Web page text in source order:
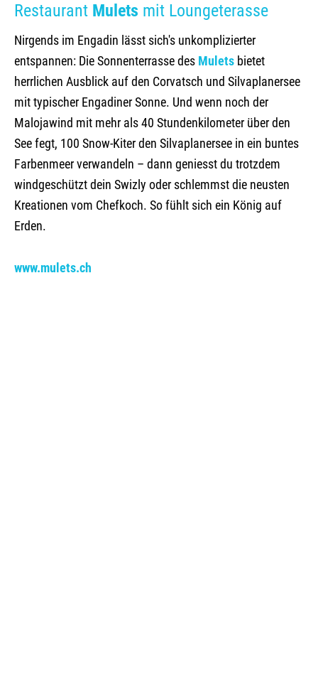
Restaurant Mulets mit Loungeterasse
Nirgends im Engadin lässt sich's unkomplizierter
entspannen: Die Sonnenterrasse des Mulets bietet
herrlichen Ausblick auf den Corvatsch und Silvaplanersee
mit typischer Engadiner Sonne. Und wenn noch der
Malojawind mit mehr als 40 Stundenkilometer über den
See fegt, 100 Snow-Kiter den Silvaplanersee in ein buntes
Farbenmeer verwandeln – dann geniesst du trotzdem
windgeschützt dein Swizly oder schlemmst die neusten
Kreationen vom Chefkoch. So fühlt sich ein König auf
Erden.
www.mulets.ch